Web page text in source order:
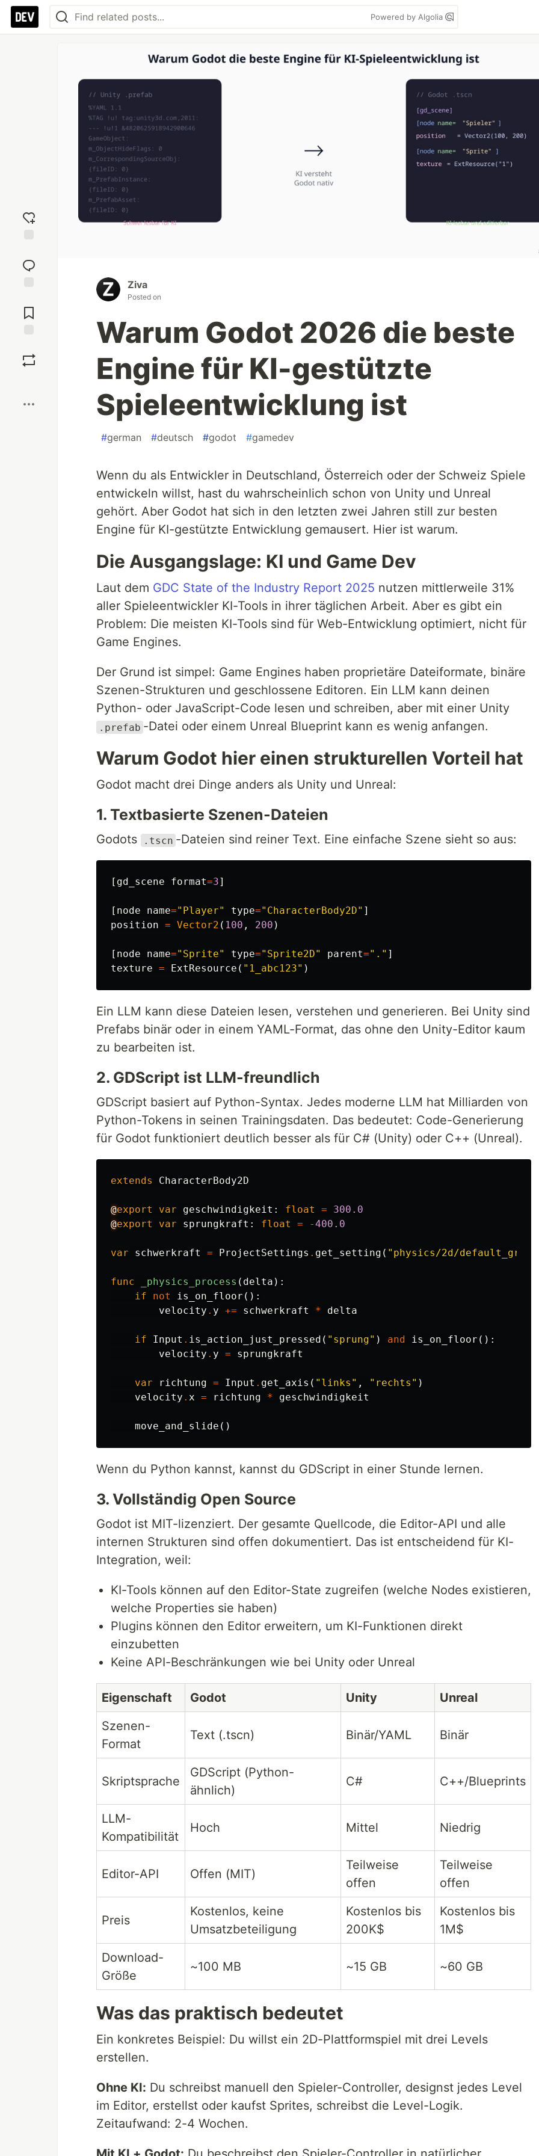
Powered by Algolia
reaction
Comments
Ziva
Posted on
Warum Godot 2026 die beste
Engine für KI-gestützte
Spieleentwicklung ist
#german #deutsch #godot #gamedev
Wenn du als Entwickler in Deutschland, Österreich oder der Schweiz Spiele
entwickeln willst, hast du wahrscheinlich schon von Unity und Unreal
gehört. Aber Godot hat sich in den letzten zwei Jahren still zur besten
Engine für KI-gestützte Entwicklung gemausert. Hier ist warum.
Die Ausgangslage: KI und Game Dev
Laut dem GDC State of the Industry Report 2025 nutzen mittlerweile 31%
aller Spieleentwickler KI-Tools in ihrer täglichen Arbeit. Aber es gibt ein
Problem: Die meisten KI-Tools sind für Web-Entwicklung optimiert, nicht für
Game Engines.
Der Grund ist simpel: Game Engines haben proprietäre Dateiformate, binäre
Szenen-Strukturen und geschlossene Editoren. Ein LLM kann deinen
Python- oder JavaScript-Code lesen und schreiben, aber mit einer Unity
.prefab -Datei oder einem Unreal Blueprint kann es wenig anfangen.
Warum Godot hier einen strukturellen Vorteil hat
Godot macht drei Dinge anders als Unity und Unreal:
1. Textbasierte Szenen-Dateien
Godots .tscn -Dateien sind reiner Text. Eine einfache Szene sieht so aus:
[ gd_scene format=3]
[ node name="Player" type="CharacterBody2D" ]
position = Vector2 ( 100 , 200 )
[ node name="Sprite" type="Sprite2D" parent="." ]
texture = ExtResource ( "1_abc123" )
Ein LLM kann diese Dateien lesen, verstehen und generieren. Bei Unity sind
Prefabs binär oder in einem YAML-Format, das ohne den Unity-Editor kaum
zu bearbeiten ist.
2. GDScript ist LLM-freundlich
GDScript basiert auf Python-Syntax. Jedes moderne LLM hat Milliarden von
Python-Tokens in seinen Trainingsdaten. Das bedeutet: Code-Generierung
für Godot funktioniert deutlich besser als für C# (Unity) oder C++ (Unreal).
extends CharacterBody2D
@export var geschwindigkeit : float =
300.0
@export var sprungkraft : float = -400.0
var schwerkraft = ProjectSettings . get_setting ( "physics/2d/
func _physics_process ( delta ):
if
not is_on_floor ():
velocity . y += schwerkraft * delta
if Input . is_action_just_pressed ( "sprung" ) and is_on_floor ():
velocity . y = sprungkraft
var richtung = Input . get_axis ( "links" , "rechts" )
velocity . x = richtung * geschwindigkeit
move_and_slide ()
Wenn du Python kannst, kannst du GDScript in einer Stunde lernen.
3. Vollständig Open Source
Godot ist MIT-lizenziert. Der gesamte Quellcode, die Editor-API und alle
internen Strukturen sind offen dokumentiert. Das ist entscheidend für KI-
Integration, weil:
KI-Tools können auf den Editor-State zugreifen (welche Nodes existieren,
welche Properties sie haben)
Plugins können den Editor erweitern, um KI-Funktionen direkt
einzubetten
Keine API-Beschränkungen wie bei Unity oder Unreal
Eigenschaft Godot Unity
Unreal
Szenen-
Format
Text (.tscn) Binär/YAML Binär
Skriptsprache
GDScript (Python-
ähnlich)
C# C++/Blueprints
LLM-
Kompatibilität
Hoch Mittel Niedrig
Editor-API Offen (MIT)
Teilweise
offen
Teilweise
offen
Preis
Kostenlos, keine
Umsatzbeteiligung
Kostenlos bis
200K$
Kostenlos bis
1M$
Download-
Größe
~100 MB ~15 GB ~60 GB
Was das praktisch bedeutet
Ein konkretes Beispiel: Du willst ein 2D-Plattformspiel mit drei Levels
erstellen.
Ohne KI: Du schreibst manuell den Spieler-Controller, designst jedes Level
im Editor, erstellst oder kaufst Sprites, schreibst die Level-Logik.
Zeitaufwand: 2-4 Wochen.